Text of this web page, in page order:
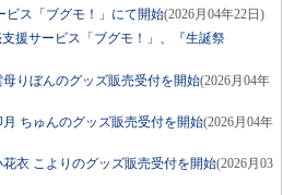
ビス「ブグモ！」にて開始(2026月04年22日)
援サービス「ブグモ！」、『生誕祭
りぼんのグッズ販売受付を開始(2026月04年
ちゅんのグッズ販売受付を開始(2026月04年
衣 こよりのグッズ販売受付を開始(2026月03